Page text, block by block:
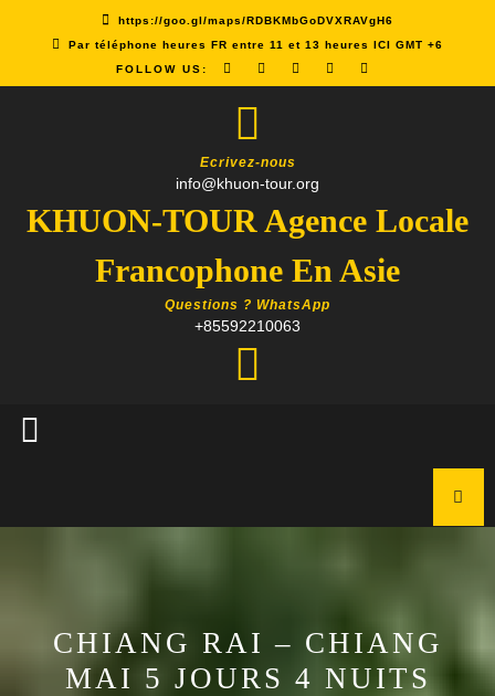
https://goo.gl/maps/RDBKMbGoDVXRAVgH6
Par téléphone heures FR entre 11 et 13 heures ICI GMT +6
FOLLOW US:
Ecrivez-nous
info@khuon-tour.org
KHUON-TOUR Agence Locale
Francophone En Asie
Questions ? WhatsApp
+85592210063
CHIANG RAI – CHIANG
MAI 5 JOURS 4 NUITS